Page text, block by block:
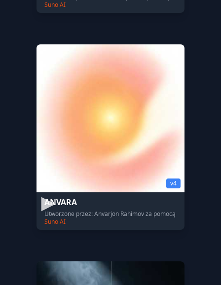
Suno AI
v4
ANVARA
Utworzone przez: Anvarjon Rahimov za pomocą
Suno AI